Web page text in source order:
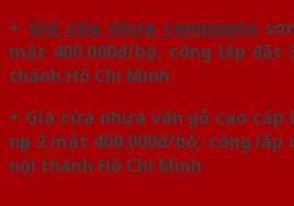
+ Giá cửa nhựa composite
mặt 400.000đ/bộ, công lắp đặt
thành Hồ Chí Minh
+ Giá cửa nhựa vân gỗ cao cấp
nẹp 2 mặt 400.000đ/bộ, công
nội thành Hồ Chí Minh